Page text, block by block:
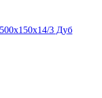
3 Дуб